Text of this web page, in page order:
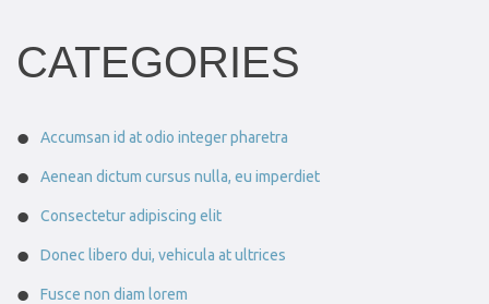
CATEGORIES
Accumsan id at odio integer pharetra
Aenean dictum cursus nulla, eu imperdiet
Consectetur adipiscing elit
Donec libero dui, vehicula at ultrices
Fusce non diam lorem